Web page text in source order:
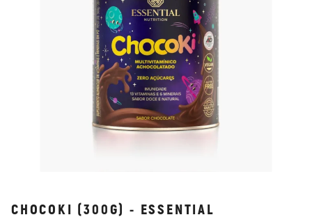
CHOCOKI (300G) - ESSENTIAL